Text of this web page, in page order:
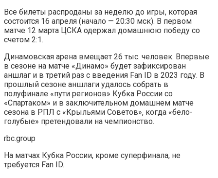
Все билеты распроданы за неделю до игры, которая
состоится 16 апреля (начало — 20:30 мск). В первом
матче 12 марта ЦСКА одержал домашнюю победу со
счетом 2:1.
Динамовская арена вмещает 26 тыс. человек. Впервые
в сезоне на матче «Динамо» будет зафиксирован
аншлаг и в третий раз с введения Fan ID в 2023 году. В
прошлый сезоне аншлаги удалось собрать в
полуфинале «пути регионов» Кубка России со
«Спартаком» и в заключительном домашнем матче
сезона в РПЛ с «Крыльями Советов», когда «бело-
голубые» претендовали на чемпионство.
rbc.group
На матчах Кубка России, кроме суперфинала, не
требуется Fan ID.